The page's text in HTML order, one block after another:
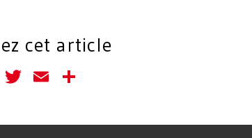
cet article
Facebook
Twitter
Email